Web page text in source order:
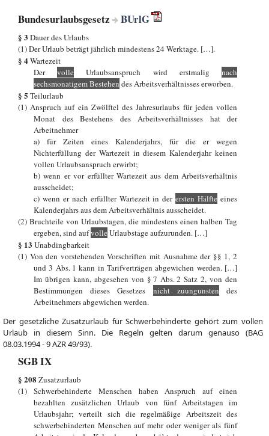
Bundesurlaubsgesetz BUrlG
§ 3 Dauer des Urlaubs
(1) Der Urlaub beträgt jährlich mindestens 24 Werktage. […].
§ 4Wartezeit
Dervolle Urlaubsanspruch wird erstmalignach
sechsmonatigem Bestehen des Arbeitsverhältnisses erworben.
§ 5 Teilurlaub
(1) Anspruch auf ein Zwölftel des Jahresurlaubs für jeden vollen
Monat des Bestehens des Arbeitsverhältnisses hat der
Arbeitnehmer
a) für Zeiten eines Kalenderjahrs, für die er wegen
Nichterfüllung der Wartezeit in diesem Kalenderjahr keinen
vollen Urlaubsanspruch erwirbt;
b) wenn er vor erfüllter Wartezeit aus dem Arbeitsverhältnis
ausscheidet;
c) wenn er nach erfüllter Wartezeit in derersten Hälfte eines
Kalenderjahrs aus dem Arbeitsverhältnis ausscheidet.
(2) Bruchteile von Urlaubstagen, die mindestens einen halben Tag
ergeben, sind aufvolle Urlaubstage aufzurunden. […]
§ 13 Unabdingbarkeit
(1) Von den vorstehenden Vorschriften mit Ausnahme der §§ 1, 2
und 3 Abs. 1 kann in Tarifverträgen abgewichen werden. […]
Im übrigen kann, abgesehen von § 7 Abs. 2 Satz 2, von den
Bestimmungen dieses Gesetzes nicht zuungunsten des
Arbeitnehmers abgewichen werden.
Der gesetzliche Zusatzurlaub für Schwerbehinderte gehört zum vollen
Urlaub in diesem Sinn. Die Regeln gelten darum genauso (BAG
08.03.1994 - 9 AZR 49/93).
SGB IX
§ 208 Zusatzurlaub
(1) Schwerbehinderte Menschen haben Anspruch auf einen
bezahlten zusätzlichen Urlaub von fünf Arbeitstagen im
Urlaubsjahr; verteilt sich die regelmäßige Arbeitszeit des
schwerbehinderten Menschen auf mehr oder weniger als fünf